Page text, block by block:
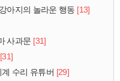
아지의 놀라운 행동 [13]
사과문 [31]
[31]
수리 유튜버 [29]